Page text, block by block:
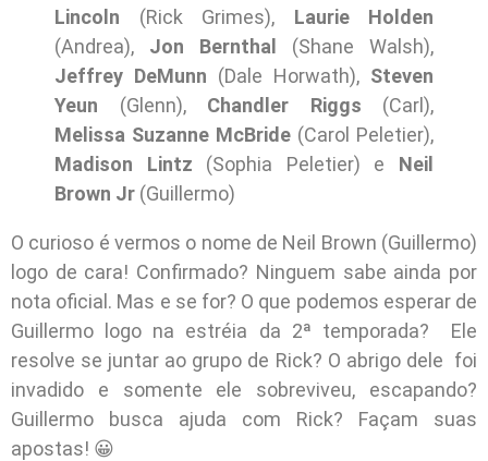
Lincoln (Rick Grimes), Laurie Holden
(Andrea), Jon Bernthal (Shane Walsh),
Jeffrey DeMunn (Dale Horwath), Steven
Yeun (Glenn), Chandler Riggs (Carl),
Melissa Suzanne McBride (Carol Peletier),
Madison Lintz (Sophia Peletier) e Neil
Brown Jr (Guillermo)
O curioso é vermos o nome de Neil Brown (Guillermo)
logo de cara! Confirmado? Ninguem sabe ainda por
nota oficial. Mas e se for? O que podemos esperar de
Guillermo logo na estréia da 2ª temporada? Ele
resolve se juntar ao grupo de Rick? O abrigo dele foi
invadido e somente ele sobreviveu, escapando?
Guillermo busca ajuda com Rick? Façam suas
apostas! 😀